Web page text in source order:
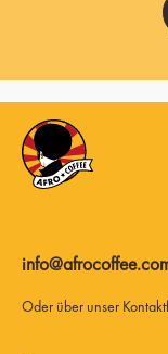
Oder über unser